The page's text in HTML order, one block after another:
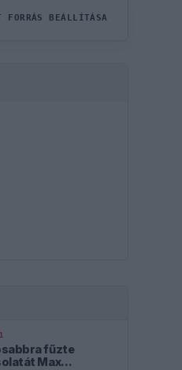
FORRÁS BEÁLLÍTÁSA
fűzte
Max